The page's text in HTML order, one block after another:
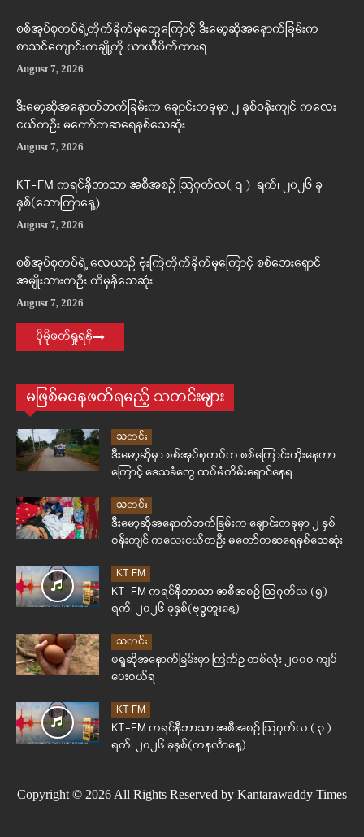
စစ်အုပ်စုတပ်ရဲ့တိုက်ခိုက်မှုတွေကြောင့် ဒီးမော့ဆိုအနောက်ခြမ်းက
စာသင်ကျောင်းတချို့ကို ယာယီပိတ်ထားရ
August 7, 2026
ဒီးမော့ဆိုအနောက်ဘက်ခြမ်းက ချောင်းတခုမှာ ၂ နှစ်ဝန်းကျင် ကလေး
ငယ်တဦး မတော်တဆရေနစ်သေဆုံး
August 7, 2026
KT-FM ကရင်နီဘာသာ အစီအစဉ် ဩဂုတ်လ( ၇ ) ရက်၊ ၂၀၂၆ ခု
နှစ်(သောကြာနေ့)
August 7, 2026
စစ်အုပ်စုတပ်ရဲ့ လေယာဉ် ဗုံးကြဲတိုက်ခိုက်မှုကြောင့် စစ်ဘေးရှောင်
အမျိုးသားတဦး ထိမှန်သေဆုံး
August 7, 2026
ပိုမိုဖတ်ရှုရန်
မဖြစ်မနေဖတ်ရမည့် သတင်းများ
သတင်း
ဒီးမော့ဆိုမှာ စစ်အုပ်စုတပ်က စစ်ကြောင်းထိုးနေတာ
ကြောင့် ဒေသခံတွေ ထပ်မံတိမ်းရှောင်နေရ
သတင်း
ဒီးမော့ဆိုအနောက်ဘက်ခြမ်းက ချောင်းတခုမှာ ၂ နှစ်
ဝန်းကျင် ကလေးငယ်တဦး မတော်တဆရေနစ်သေဆုံး
KT FM
KT-FM ကရင်နီဘာသာ အစီအစဉ် ဩဂုတ်လ (၅)
ရက်၊ ၂၀၂၆ ခုနှစ်(ဗုဒ္ဓဟူးနေ့)
သတင်း
ဖရူဆိုအနောက်ခြမ်းမှာ ကြက်ဥ တစ်လုံး ၂၀၀၀ ကျပ်
ပေးဝယ်ရ
KT FM
KT-FM ကရင်နီဘာသာ အစီအစဉ် ဩဂုတ်လ ( ၃ )
ရက်၊ ၂၀၂၆ ခုနှစ်(တနင်္လာနေ့)
Copyright © 2026 All Rights Reserved by Kantarawaddy Times